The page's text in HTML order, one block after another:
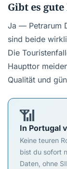
Gibt es
Ja — Petrarum
sind beide
Die
Haupttor
Qualität und
📶
In Portugal
Keine teuren
bist du sofort
Daten, ohne